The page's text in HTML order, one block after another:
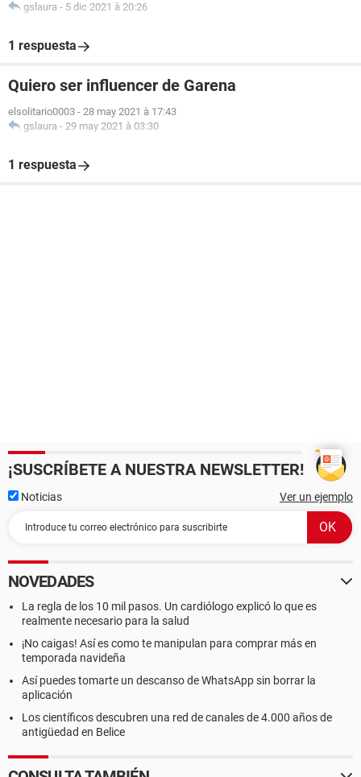
gslaura - 5 dic 2021 à 20:26
1 respuesta
Quiero ser influencer de Garena
elsolitario0003 - 28 may 2021 à 17:43
gslaura - 29 may 2021 à 03:30
1 respuesta
¡SUSCRÍBETE A NUESTRA NEWSLETTER!
Noticias Ver un ejemplo
NOVEDADES
La regla de los 10 mil pasos. Un cardiólogo explicó lo que es
realmente necesario para la salud
¡No caigas! Así es como te manipulan para comprar más en
temporada navideña
Así puedes tomarte un descanso de WhatsApp sin borrar la
aplicación
Los científicos descubren una red de canales de 4.000 años de
antigüedad en Belice